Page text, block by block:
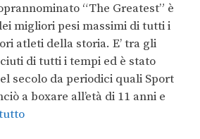
“The Greatest” è
migliori pesi massimi di tutti i
atleti della storia. E’ tra gli
di tutti i tempi ed è stato
secolo da periodici quali Sport
a boxare all’età di 11 anni e